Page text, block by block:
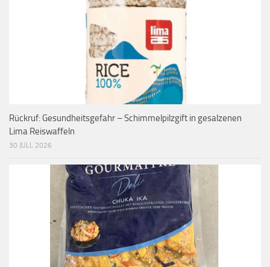
Rückruf: Gesundheitsgefahr – Schimmelpilzgift in gesalzenen
Lima Reiswaffeln
30 JULI, 2026